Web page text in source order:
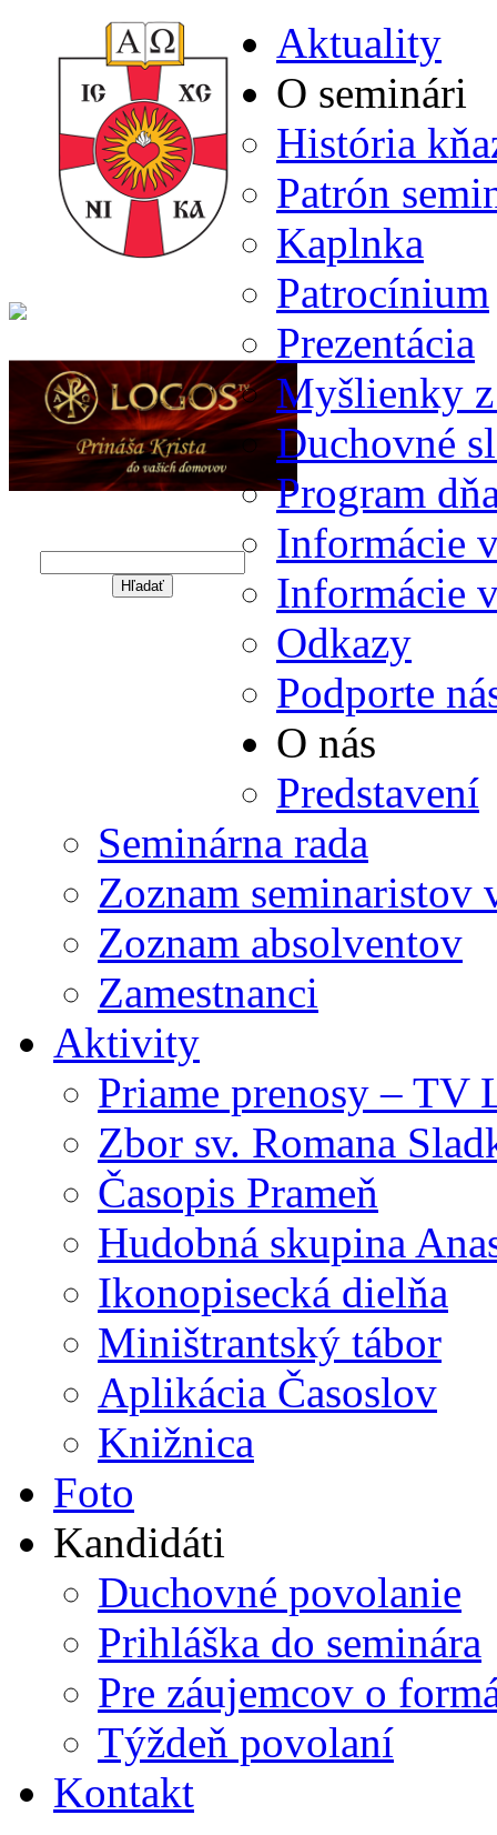
Hľadať
1229affaf81e/gojdic.sk/web/wp-
content/themes/gojdic/header.php
Aktuality
O seminári
História
Patrón
Kaplnka
Patrocínium
Prezentácia
Myšlienky
Duchovné
Program
Informácie
Informácie
Odkazy
Podporte
O nás
Predstavení
Seminárna rada
Zoznam seminaristov
Zoznam absolventov
Zamestnanci
Aktivity
Priame prenosy – TV
Zbor sv. Romana
Časopis Prameň
Hudobná skupina
Ikonopisecká dielňa
Miništrantský tábor
Aplikácia Časoslov
Knižnica
Foto
Kandidáti
Duchovné povolanie
Prihláška do seminára
Pre záujemcov o
Týždeň povolaní
Kontakt